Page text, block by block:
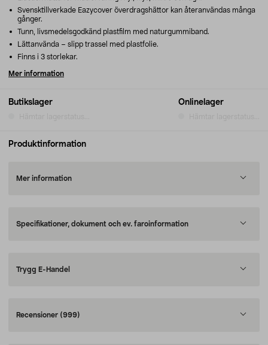
Butikslager Onlinelager
Svensktillverkade Eazycover överdragshättor kan återanvändas många
gånger.
Tunn, livsmedelsgodkänd plastfilm med naturgummiband.
Lättanvända – slipp trassel med plastfolie.
Finns i 3 storlekar.
Mer information
Produktinformation
Mer information
Specifikationer, dokument och ev. faroinformation
Trygg E-Handel
Recensioner (999)